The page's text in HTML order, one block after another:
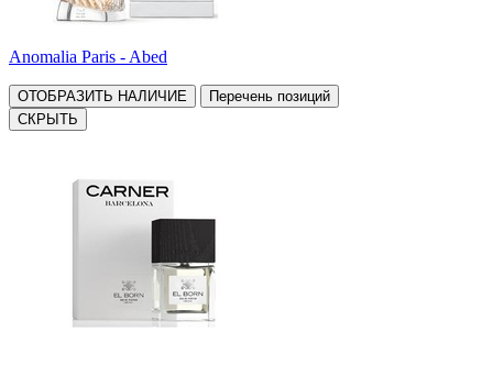
Anomalia Paris - Abed
ОТОБРАЗИТЬ НАЛИЧИЕ
Перечень позиций
СКРЫТЬ